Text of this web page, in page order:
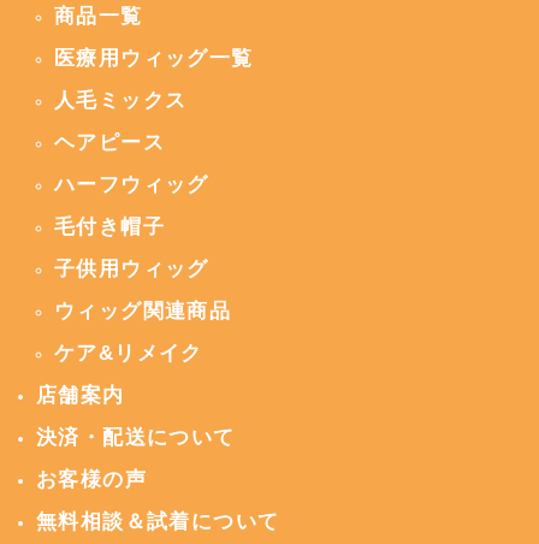
商品一覧
医療用ウィッグ一覧
人毛ミックス
ヘアピース
ハーフウィッグ
毛付き帽子
子供用ウィッグ
ウィッグ関連商品
ケア&リメイク
店舗案内
決済・配送について
お客様の声
無料相談＆試着について